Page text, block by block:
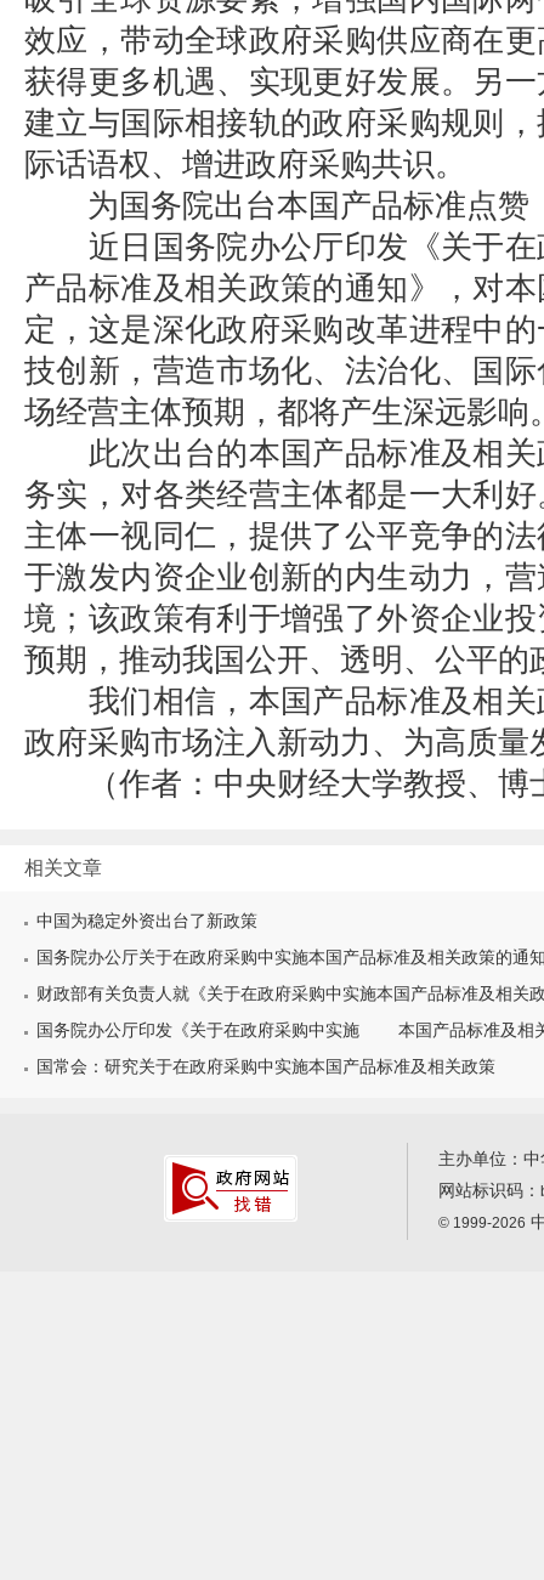
效应，带动全球政府采购供应商在
获得更多机遇、实现更好发展。另
建立与国际相接轨的政府采购规则
际话语权、增进政府采购共识。
为国务院出台本国产品标准点赞
近日国务院办公厅印发《关于在
产品标准及相关政策的通知》，对
定，这是深化政府采购改革进程中
技创新，营造市场化、法治化、国
场经营主体预期，都将产生深远影响
此次出台的本国产品标准及相关
务实，对各类经营主体都是一大利
主体一视同仁，提供了公平竞争的
于激发内资企业创新的内生动力，
境；该政策有利于增强了外资企业
预期，推动我国公开、透明、公平的
我们相信，本国产品标准及相关
政府采购市场注入新动力、为高质量
（作者：中央财经大学教授、博
相关文章
中国为稳定外资出台了新政策
国务院办公厅关于在政府采购中实施本国产品标准及相关政策的通
财政部有关负责人就《关于在政府采购中实施本国产品标准及相关
国务院办公厅印发《关于在政府采购中实施 本国产品标准及相
国常会：研究关于在政府采购中实施本国产品标准及相关政策
主办单位：
网站标识码：
© 1999-2026